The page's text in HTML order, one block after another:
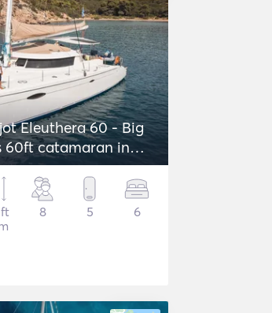
Eleuthera 60 - Big
60ft catamaran in
8 5 6